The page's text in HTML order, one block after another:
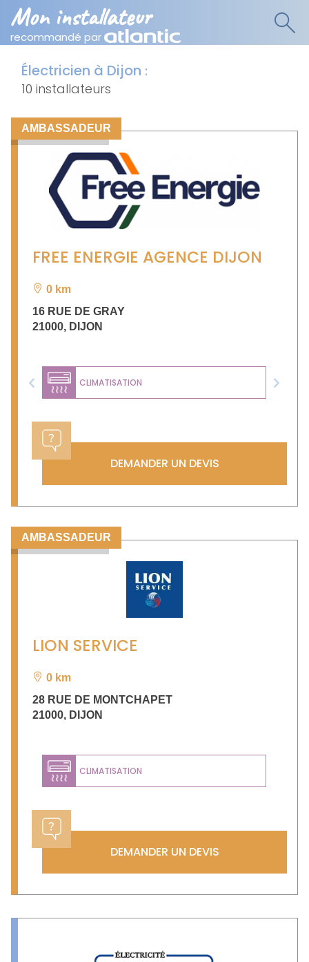
Mon installateur
recommandé par
Électricien à Dijon :
10 installateurs
AMBASSADEUR
FREE ENERGIE AGENCE DIJON
0 km
16 RUE DE GRAY
21000, DIJON
CLIMATISATION
Previous Next
DEMANDER UN DEVIS
AMBASSADEUR
LION SERVICE
0 km
28 RUE DE MONTCHAPET
21000, DIJON
CLIMATISATION
DEMANDER UN DEVIS